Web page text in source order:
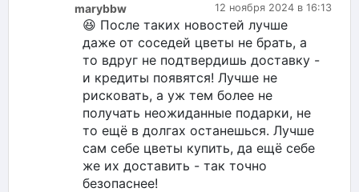
12 ноября 2024 в 16:13
marybbw
😆 После таких новостей лучше
даже от соседей цветы не брать, а
то вдруг не подтвердишь доставку -
и кредиты появятся! Лучше не
рисковать, а уж тем более не
получать неожиданные подарки, не
то ещё в долгах останешься. Лучше
сам себе цветы купить, да ещё себе
же их доставить - так точно
безопаснее!